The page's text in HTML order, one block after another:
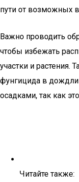
пути от возможных
Важно проводить
чтобы избежать
участки и растения.
фунгицида в
осадками, так как
Читайте также: